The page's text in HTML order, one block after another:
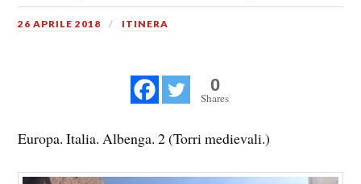
26 APRILE 2018 ITINERA
0
Shares
Europa. Italia. Albenga. 2 (Torri medievali.)